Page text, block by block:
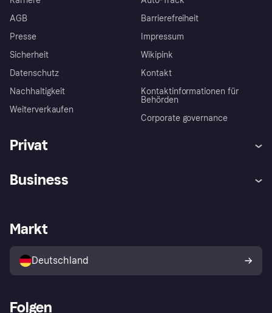
AGB
Presse
Sicherheit
Datenschutz
Nachhaltigkeit
Weiterverkaufen
Barrierefreiheit
Impressum
Wikipink
Kontakt
Kontaktinformationen für
Behörden
Corporate governance
Privat
Klarna App
Shops entdecken
Käuferschutzrichtlinie
Dein Widerrufsrecht
Business
Händlerportal
Markt
Deutschland
Folgen